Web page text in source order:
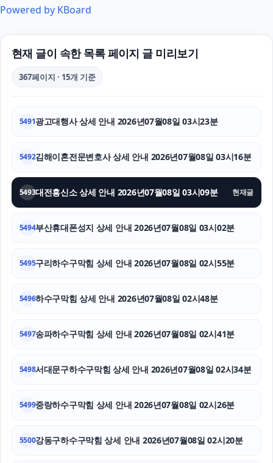
광진구하수구막힘
인스타그램 팔로워 늘리기
서대문구하수구막힘
고양이보호소
의정부변호사
휴대폰성지
Powered by KBoard
현재 글이 속한 목록 페이지 글 미리보기
367페이지 · 15개 기준
5491광고대행사 상세 안내 2026년07월08일 03시23분
5492김해이혼전문변호사 상세 안내 2026년07월08일 03시16분
5493대전흥신소 상세 안내 2026년07월08일 03시09분 현재글
5494부산휴대폰성지 상세 안내 2026년07월08일 03시02분
5495구리하수구막힘 상세 안내 2026년07월08일 02시55분
5496하수구막힘 상세 안내 2026년07월08일 02시48분
5497송파하수구막힘 상세 안내 2026년07월08일 02시41분
5498서대문구하수구막힘 상세 안내 2026년07월08일 02시34분
5499중랑하수구막힘 상세 안내 2026년07월08일 02시26분
5500강동구하수구막힘 상세 안내 2026년07월08일 02시20분